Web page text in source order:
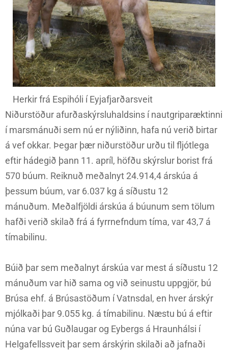
Herkir frá Espihóli í Eyjafjarðarsveit
Niðurstöður afurðaskýrsluhaldsins í nautgriparæktinni
í marsmánuði sem nú er nýliðinn, hafa nú verið birtar
á vef okkar. Þegar þær niðurstöður urðu til fljótlega
eftir hádegið þann 11. apríl, höfðu skýrslur borist frá
570 búum. Reiknuð meðalnyt 24.914,4 árskúa á
þessum búum, var 6.037 kg á síðustu 12
mánuðum. Meðalfjöldi árskúa á búunum sem tölum
hafði verið skilað frá á fyrrnefndum tíma, var 43,7 á
tímabilinu.
Búið þar sem meðalnyt árskúa var mest á síðustu 12
mánuðum var hið sama og við seinustu uppgjör, bú
Brúsa ehf. á Brúsastöðum í Vatnsdal, en hver árskýr
mjólkaði þar 9.055 kg. á tímabilinu. Næstu bú á eftir
núna var bú Guðlaugar og Eybergs á Hraunhálsi í
Helgafellssveit þar sem árskýrin skilaði að jafnaði